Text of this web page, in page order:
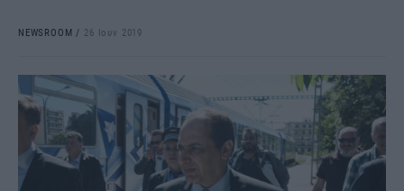
NEWSROOM / 26 Ιουν 2019